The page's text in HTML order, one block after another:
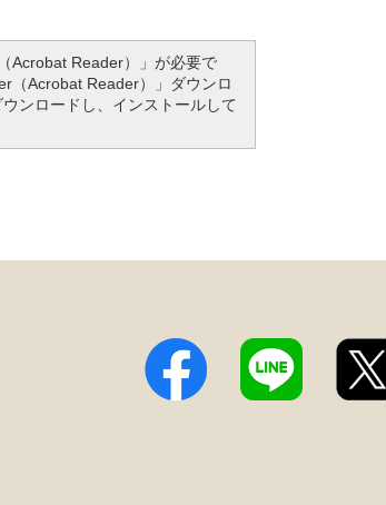
Acrobat Reader）」が必要で
（Acrobat Reader）」ダウンロ
ンロードし、インストールして